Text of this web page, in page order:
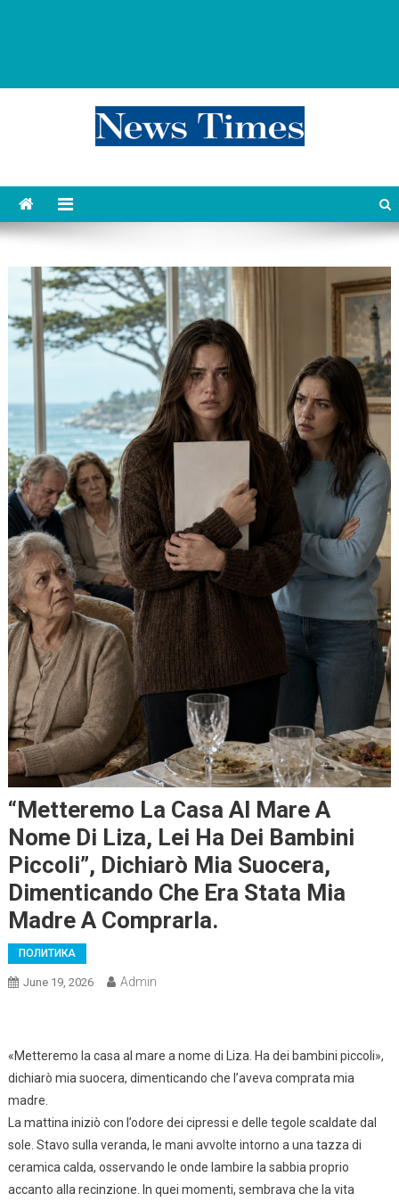
“Metteremo La Casa Al Mare A
Nome Di Liza, Lei Ha Dei Bambini
Piccoli”, Dichiarò Mia Suocera,
Dimenticando Che Era Stata Mia
Madre A Comprarla.
ПОЛИТИКА
June 19, 2026 Admin
«Metteremo la casa al mare a nome di Liza. Ha dei bambini piccoli»,
dichiarò mia suocera, dimenticando che l’aveva comprata mia
madre.
La mattina iniziò con l’odore dei cipressi e delle tegole scaldate dal
sole. Stavo sulla veranda, le mani avvolte intorno a una tazza di
ceramica calda, osservando le onde lambire la sabbia proprio
accanto alla recinzione. In quei momenti, sembrava che la vita